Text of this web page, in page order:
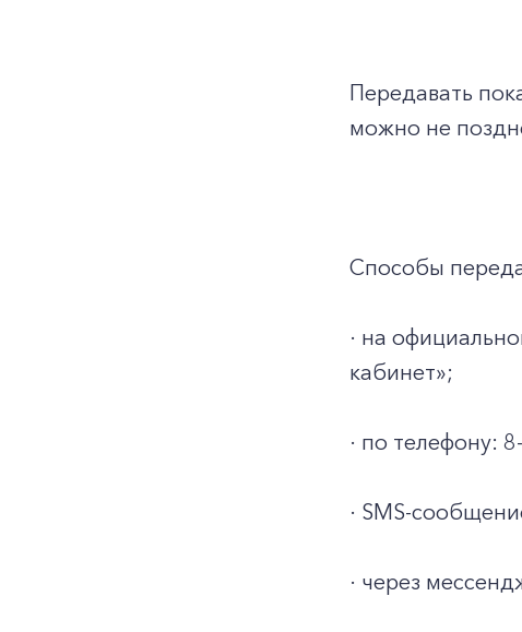
Передавать
можно не
Способы
· на
кабинет»;
· по телефону:
· SMS-
· через